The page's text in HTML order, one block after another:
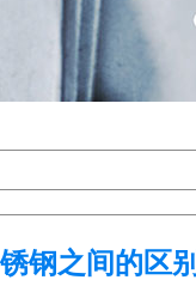
钢之间的区别